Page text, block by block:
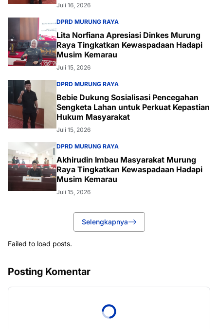
Juli 16, 2026
DPRD MURUNG RAYA
Lita Norfiana Apresiasi Dinkes Murung
Raya Tingkatkan Kewaspadaan Hadapi
Musim Kemarau
Juli 15, 2026
DPRD MURUNG RAYA
Bebie Dukung Sosialisasi Pencegahan
Sengketa Lahan untuk Perkuat Kepastian
Hukum Masyarakat
Juli 15, 2026
DPRD MURUNG RAYA
Akhirudin Imbau Masyarakat Murung
Raya Tingkatkan Kewaspadaan Hadapi
Musim Kemarau
Juli 15, 2026
Selengkapnya
Failed to load posts.
Posting Komentar